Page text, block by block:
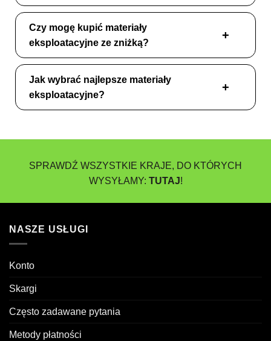
Czy mogę kupić materiały
eksploatacyjne ze zniżką?
Jak wybrać najlepsze materiały
eksploatacyjne?
SPRAWDŹ WSZYSTKIE KRAJE, DO KTÓRYCH
WYSYŁAMY: TUTAJ!
NASZE USŁUGI
Konto
Skargi
Często zadawane pytania
Metody płatności